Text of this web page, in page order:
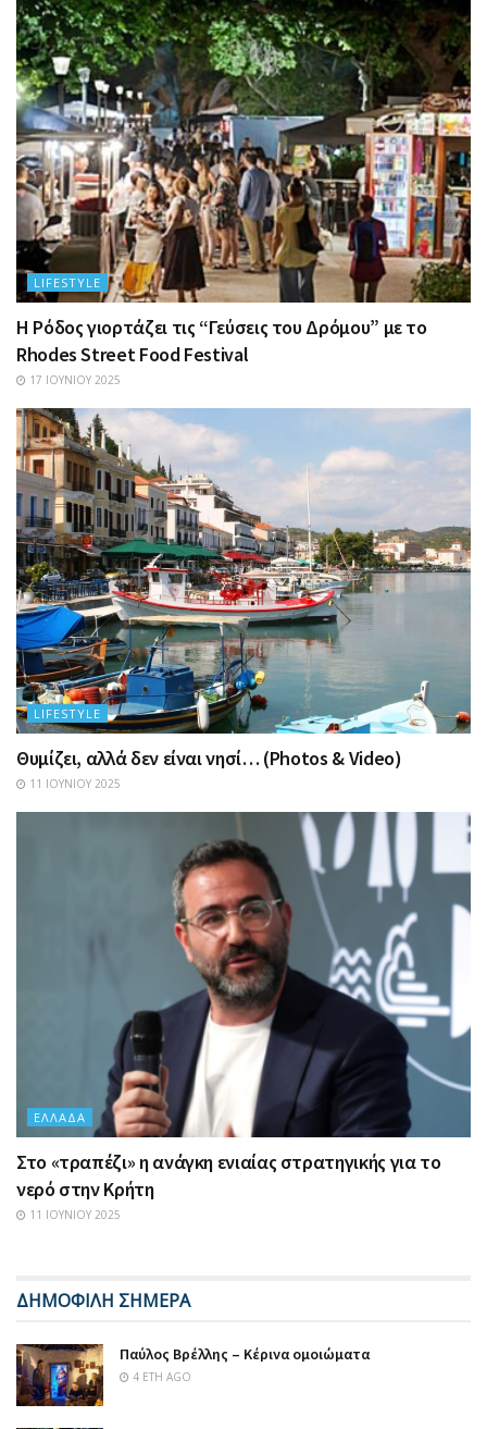
LIFESTYLE
Η Ρόδος γιορτάζει τις “Γεύσεις του Δρόμου” με το
Rhodes Street Food Festival
17 ΙΟΥΝΊΟΥ 2025
LIFESTYLE
Θυμίζει, αλλά δεν είναι νησί… (Photos & Video)
11 ΙΟΥΝΊΟΥ 2025
ΕΛΛΆΔΑ
Στο «τραπέζι» η ανάγκη ενιαίας στρατηγικής για το
νερό στην Κρήτη
11 ΙΟΥΝΊΟΥ 2025
ΔΗΜΟΦΙΛΗ ΣΗΜΕΡΑ
Παύλος Βρέλλης – Κέρινα ομοιώματα
4 ΈΤΗ AGO